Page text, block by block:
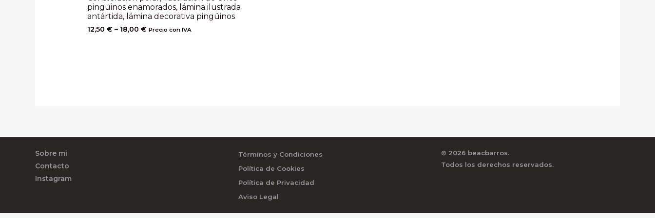
pingüinos enamorados, lámina ilustrada
antártida, lámina decorativa pingüinos
12,50 € – 18,00 € Precio con IVA
Sobre mi
Contacto
Instagram
Términos y Condiciones
Política de Cookies
Política de Privacidad
Aviso Legal
© 2026 beacbarros.
Todos los derechos reservados.